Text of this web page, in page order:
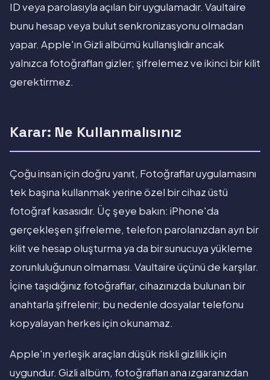
ID veya parolasıyla açılan bir uygulamadır. Vaultaire
bunu hesap veya bulut senkronizasyonu olmadan
yapar. Apple'ın Gizli albümü kullanışlıdır ancak
yalnızca fotoğrafları gizler; şifrelemez ve ikinci bir kilit
gerektirmez.
Karar: Ne Kullanmalısınız
Çoğu insan için doğru yanıt, Fotoğraflar uygulamasını
tek başına kullanmak yerine özel bir cihaz üstü
fotoğraf kasasıdır. Üç şeye bakın: iPhone'da
gerçekleşen şifreleme, telefon parolanızdan ayrı bir
kilit ve hesap oluşturma ya da bir sunucuya yükleme
zorunluluğunun olmaması. Vaultaire üçünü de karşılar.
İçine taşıdığınız fotoğraflar, cihazınızda bulunan bir
anahtarla şifrelenir; bu nedenle dosyalar telefonu
kopyalayan herkes için okunamaz.
Apple'ın yerleşik araçları düşük riskli gizlilik için
uygundur. Gizli albüm, fotoğrafları ana ızgaranızdan